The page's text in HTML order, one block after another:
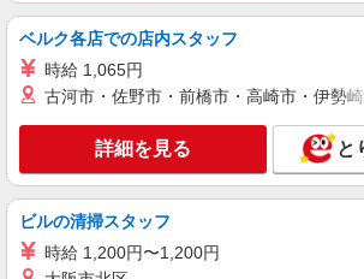
ベルク各店での店内スタッフ
時給 1,065円
古河市・佐野市・前橋市・高崎市・伊勢
詳細を見る と
ビルの清掃スタッフ
時給 1,200円〜1,200円